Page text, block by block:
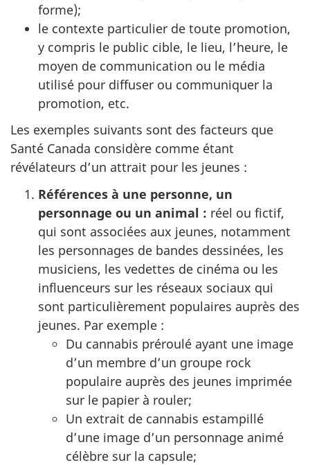
forme);
le contexte particulier de toute promotion,
y compris le public cible, le lieu, l’heure, le
moyen de communication ou le média
utilisé pour diffuser ou communiquer la
promotion, etc.
Les exemples suivants sont des facteurs que
Santé Canada considère comme étant
révélateurs d’un attrait pour les jeunes :
Références à une personne, un
personnage ou un animal : réel ou fictif,
qui sont associées aux jeunes, notamment
les personnages de bandes dessinées, les
musiciens, les vedettes de cinéma ou les
influenceurs sur les réseaux sociaux qui
sont particulièrement populaires auprès des
jeunes. Par exemple :
Du cannabis préroulé ayant une image
d’un membre d’un groupe rock
populaire auprès des jeunes imprimée
sur le papier à rouler;
Un extrait de cannabis estampillé
d’une image d’un personnage animé
célèbre sur la capsule;